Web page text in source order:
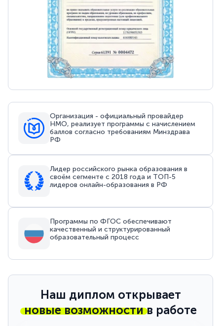
Организация - официальный провайдер
НМО, реализует программы с начислением
баллов согласно требованиям Минздрава
РФ
Лидер российского рынка образования в
своём сегменте с 2018 года и ТОП-5
лидеров онлайн-образования в РФ
Программы по ФГОС обеспечивают
качественный и структурированный
образовательный процесс
Наш диплом открывает
новые возможностив работе